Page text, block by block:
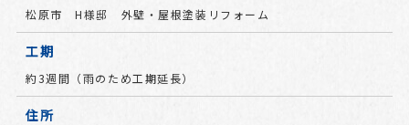
松原市 H様邸 外壁・屋根塗装リフォーム
工期
約3週間（雨のため工期延長）
住所